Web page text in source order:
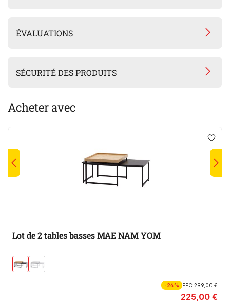
ÉVALUATIONS
SÉCURITÉ DES PRODUITS
Acheter avec
Lot de 2 tables basses MAE NAM YOM
-24% PPC299,00 €
225,00 €